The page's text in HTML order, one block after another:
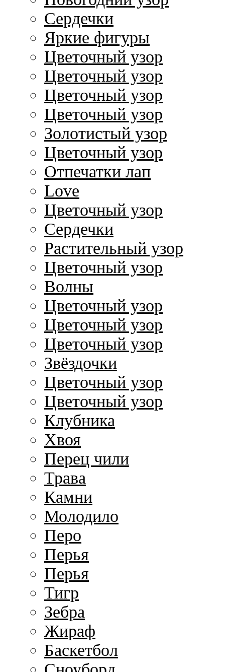
Сердечки
Яркие фигуры
Цветочный узор
Цветочный узор
Цветочный узор
Цветочный узор
Золотистый узор
Цветочный узор
Отпечатки лап
Love
Цветочный узор
Сердечки
Растительный узор
Цветочный узор
Волны
Цветочный узор
Цветочный узор
Цветочный узор
Звёздочки
Цветочный узор
Цветочный узор
Клубника
Хвоя
Перец чили
Трава
Камни
Молодило
Перо
Перья
Перья
Тигр
Зебра
Жираф
Баскетбол